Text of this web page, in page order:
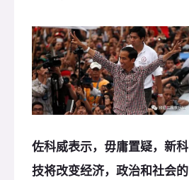
佐科威表示，毋庸置疑，新科
技将改变经济，政治和社会的